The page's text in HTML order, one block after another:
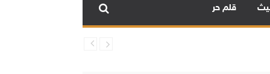
قلم حر